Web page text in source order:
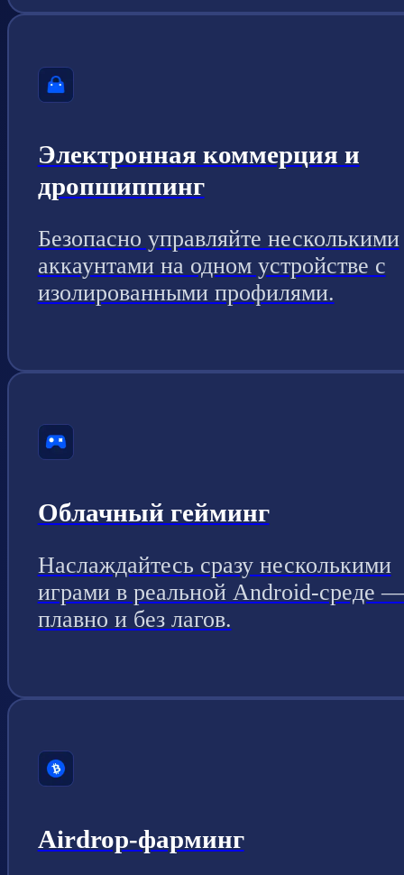
Электронная коммерция и
дропшиппинг
Безопасно управляйте несколькими
аккаунтами на одном устройстве с
изолированными профилями.
Облачный гейминг
Наслаждайтесь сразу несколькими
играми в реальной Android-среде —
плавно и без лагов.
Airdrop-фарминг